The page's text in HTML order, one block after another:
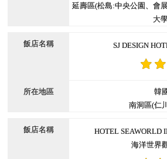
延壽區(松島:中央公園、會
大
SJ DESIGN
韓
南洞區(仁
HOTEL SEAWORLD
海洋世界